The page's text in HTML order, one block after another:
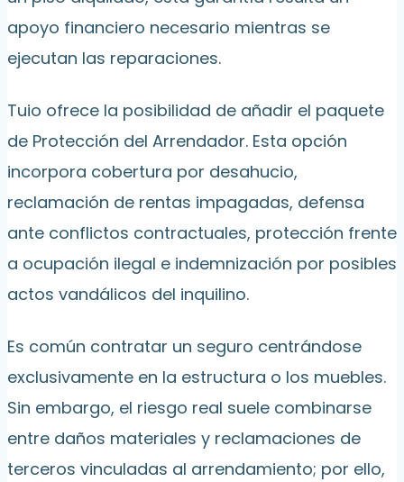
apoyo financiero necesario mientras se
ejecutan las reparaciones.
Tuio ofrece la posibilidad de añadir el paquete
de Protección del Arrendador. Esta opción
incorpora cobertura por desahucio,
reclamación de rentas impagadas, defensa
ante conflictos contractuales, protección frente
a ocupación ilegal e indemnización por posibles
actos vandálicos del inquilino.
Es común contratar un seguro centrándose
exclusivamente en la estructura o los muebles.
Sin embargo, el riesgo real suele combinarse
entre daños materiales y reclamaciones de
terceros vinculadas al arrendamiento; por ello,